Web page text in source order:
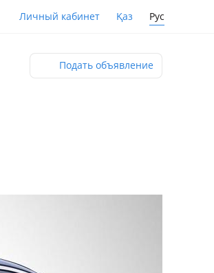
Личный кабинет Қаз Рус
Подать объявление